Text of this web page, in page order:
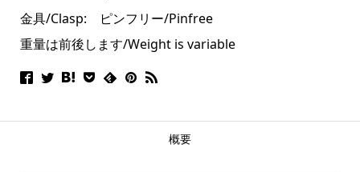
金具/Clasp: ピンフリー/Pinfree
重量は前後します/Weight is variable
概要